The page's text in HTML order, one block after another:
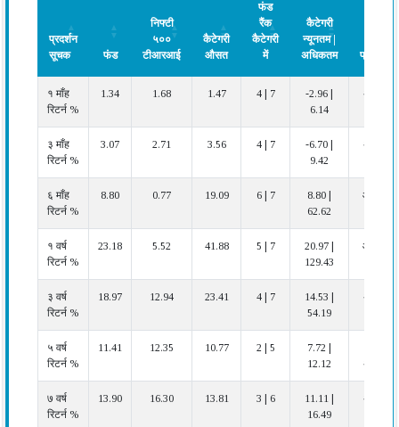
प्रदर्शन
सूचक
फंड
निफ्टी
५००
टीआरआई
कैटेगरी
औसत
फंड
रैंक
कैटेगरी
में
कैटेगरी
न्यूनतम |
अधिकतम
प्रदर्शन
सूचक
५००
औसत
रैंक
न्यूनतम |
अधिकतम
१ माँह
रिटर्न %
1.34 1.68 1.47 4 | 7
-2.96 |
6.14
अच्छा
३ माँह
रिटर्न %
3.07 2.71 3.56 4 | 7
-6.70 |
9.42
अच्छा
६ माँह
रिटर्न %
8.80 0.77 19.09 6 | 7
8.80 |
62.62
औसत
१ वर्ष
रिटर्न %
23.18 5.52 41.88 5 | 7
20.97 |
129.43
औसत
३ वर्ष
रिटर्न %
18.97 12.94 23.41 4 | 7
14.53 |
54.19
अच्छा
५ वर्ष
रिटर्न %
11.41 12.35 10.77 2 | 5
7.72 |
12.12
अच्छा
७ वर्ष
रिटर्न %
13.90 16.30 13.81 3 | 6
11.11 |
16.49
अच्छा